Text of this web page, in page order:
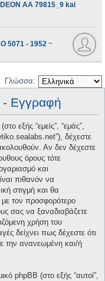
AA 79815_9 kai
5071 - 1952 ~
Γλώσσα:
Εγγραφή
εξής “εμείς”, “εμάς”,
δέχεστε
Αν δεν δέχεστε
όρους τότε
και
πιθανόν να
στιγμή και θα
τον προσφορότερο
σας να ξαναδιαβάζετε
χρήση του
δείχνει πως δέχεστε ότι
την ανανεωμένη και/ή
phpBB (στο εξής “αυτοί”,